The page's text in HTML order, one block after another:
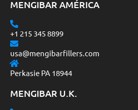
MENGIBAR AMÉRICA
+1 215 345 8899
usa@mengibarfillers.com
Perkasie PA 18944
MENGIBAR U.K.